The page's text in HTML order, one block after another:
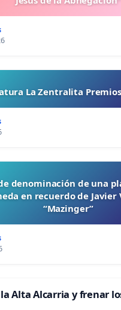
La Zentralita
denominación de una
en recuerdo de Javier
“Mazinger”
Alta Alcarria y frenar